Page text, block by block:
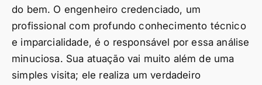
do bem. O engenheiro credenciado, um
profissional com profundo conhecimento técnico
e imparcialidade, é o responsável por essa análise
minuciosa. Sua atuação vai muito além de uma
simples visita; ele realiza um verdadeiro